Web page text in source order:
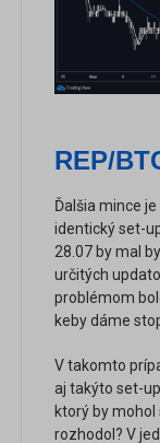
REP/
Ďalšia mince
identický set-
28.07 by mal
určitých
problémom
keby dáme
V takomto
aj takýto set-
ktorý by
rozhodol? V